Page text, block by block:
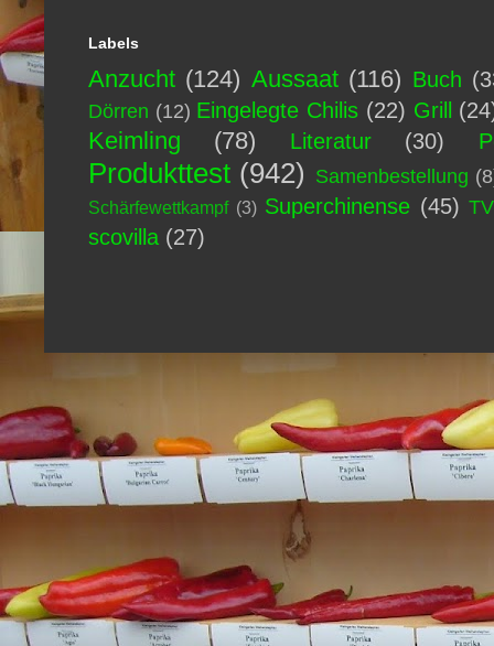
Labels
Anzucht (124) Aussaat (116) Buch
Dörren (12) Eingelegte Chilis (22) Grill
Keimling (78) Literatur (30)
Produkttest (942) Samenbestellung
Schärfewettkampf (3) Superchinense (45) TV
scovilla (27)